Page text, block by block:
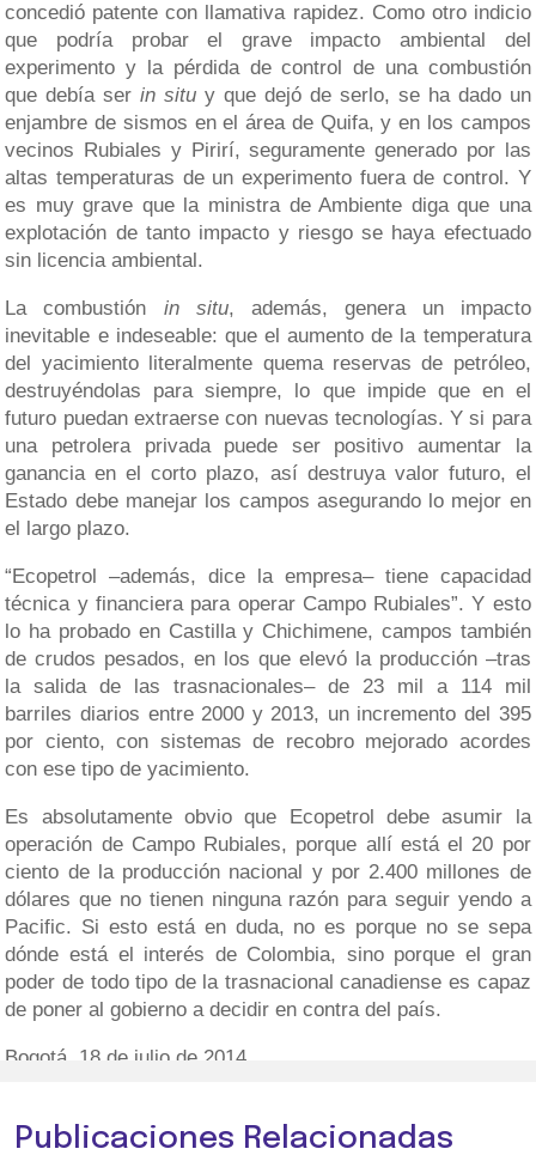
concedió patente con llamativa rapidez. Como otro indicio
que podría probar el grave impacto ambiental del
experimento y la pérdida de control de una combustión
que debía serin situ y que dejó de serlo, se ha dado un
enjambre de sismos en el área de Quifa, y en los campos
vecinos Rubiales y Pirirí, seguramente generado por las
altas temperaturas de un experimento fuera de control. Y
es muy grave que la ministra de Ambiente diga que una
explotación de tanto impacto y riesgo se haya efectuado
sin licencia ambiental.
La combustión in situ, además, genera un impacto
inevitable e indeseable: que el aumento de la temperatura
del yacimiento literalmente quema reservas de petróleo,
destruyéndolas para siempre, lo que impide que en el
futuro puedan extraerse con nuevas tecnologías. Y si para
una petrolera privada puede ser positivo aumentar la
ganancia en el corto plazo, así destruya valor futuro, el
Estado debe manejar los campos asegurando lo mejor en
el largo plazo.
“Ecopetrol –además, dice la empresa– tiene capacidad
técnica y financiera para operar Campo Rubiales”. Y esto
lo ha probado en Castilla y Chichimene, campos también
de crudos pesados, en los que elevó la producción –tras
la salida de las trasnacionales– de 23 mil a 114 mil
barriles diarios entre 2000 y 2013, un incremento del 395
por ciento, con sistemas de recobro mejorado acordes
con ese tipo de yacimiento.
Es absolutamente obvio que Ecopetrol debe asumir la
operación de Campo Rubiales, porque allí está el 20 por
ciento de la producción nacional y por 2.400 millones de
dólares que no tienen ninguna razón para seguir yendo a
Pacific. Si esto está en duda, no es porque no se sepa
dónde está el interés de Colombia, sino porque el gran
poder de todo tipo de la trasnacional canadiense es capaz
de poner al gobierno a decidir en contra del país.
Bogotá, 18 de julio de 2014.
Publicaciones Relacionadas